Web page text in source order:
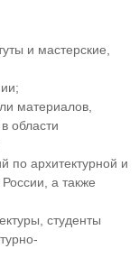
и мастерские,
материалов,
области
по архитектурной и
а также
студенты